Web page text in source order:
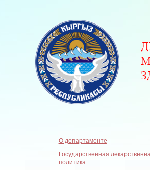
О департаменте
Государственная
политика